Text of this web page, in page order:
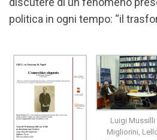
politica in ogni tempo: “il
Luigi Mussilli
Migliorini,